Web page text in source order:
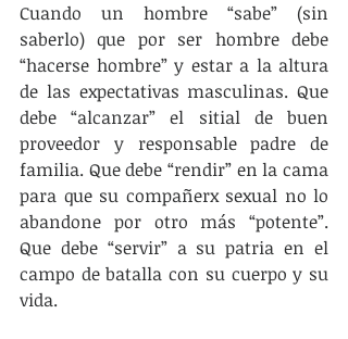
Cuando un hombre “sabe” (sin
saberlo) que por ser hombre debe
“hacerse hombre” y estar a la altura
de las expectativas masculinas. Que
debe “alcanzar” el sitial de buen
proveedor y responsable padre de
familia. Que debe “rendir” en la cama
para que su compañerx sexual no lo
abandone por otro más “potente”.
Que debe “servir” a su patria en el
campo de batalla con su cuerpo y su
vida.